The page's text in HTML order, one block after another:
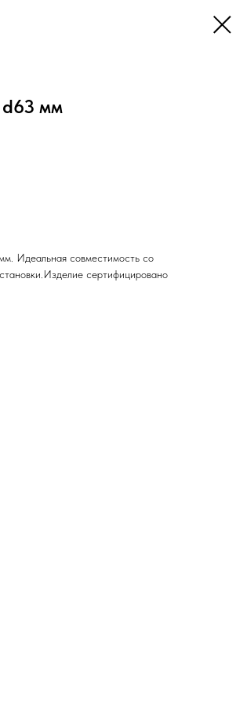
d63 мм
Идеальная совместимость со
сертифицировано